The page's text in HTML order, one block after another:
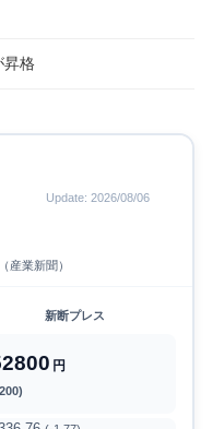
昇格
Update: 2026/08/06
産業新聞）
新断プレス
円